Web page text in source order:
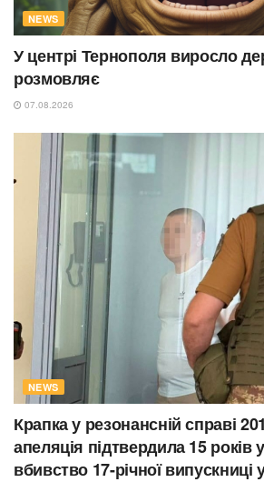
NEWS
У центрі Тернополя виросло
розмовляє
07.08.2026
NEWS
Крапка у резонансній справі
апеляція підтвердила 15 років
вбивство 17-річної випускниці